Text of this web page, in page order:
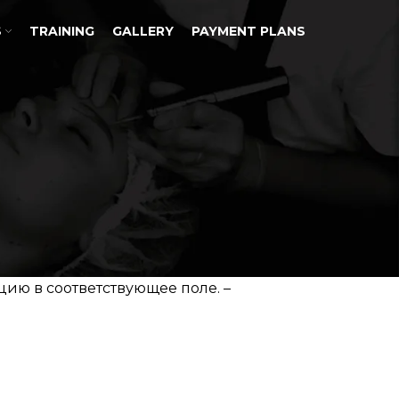
TRAINING GALLERY PAYMENT PLANS
в соответствующее поле. –